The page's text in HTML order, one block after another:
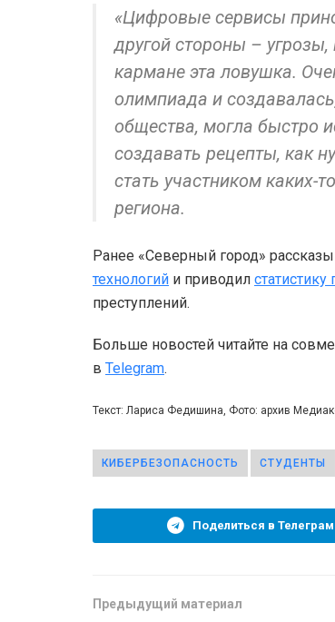
«Цифровые сервисы
другой стороны –
кармане эта ловушка.
олимпиада и
общества, могла быстро
создавать рецепты, как
стать участником каких-
региона.
Ранее «Северный город»
технологий и приводил
преступлений.
Больше новостей читайте на
в Telegram.
Текст: Лариса Федишина, Фото: архив
КИБЕРБЕЗОПАСНОСТЬ СТУДЕНТЫ
Поделиться в Телеграм
Предыдущий материал